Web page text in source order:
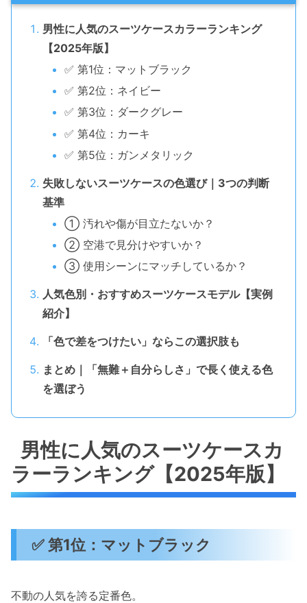
男性に人気のスーツケースカラーランキング
【2025年版】
✅ 第1位：マットブラック
✅ 第2位：ネイビー
✅ 第3位：ダークグレー
✅ 第4位：カーキ
✅ 第5位：ガンメタリック
失敗しないスーツケースの色選び｜3つの判断
基準
① 汚れや傷が目立たないか？
② 空港で見分けやすいか？
③ 使用シーンにマッチしているか？
人気色別・おすすめスーツケースモデル【実例
紹介】
「色で差をつけたい」ならこの選択肢も
まとめ｜「無難＋自分らしさ」で長く使える色
を選ぼう
男性に人気のスーツケースカ
ラーランキング【2025年版】
✅ 第1位：マットブラック
不動の人気を誇る定番色。